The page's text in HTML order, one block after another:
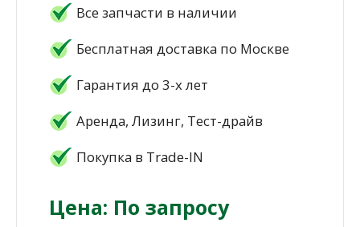
Все запчасти в наличии
Бесплатная доставка по Москве
Гарантия до 3-х лет
Аренда, Лизинг, Тест-драйв
Покупка в Trade-IN
Цена: По запросу